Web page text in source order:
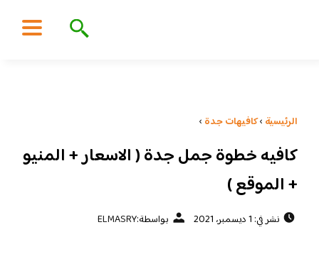
الرئيسية ›كافيهات جدة ›
كافيه خطوة جمل جدة ( الاسعار + المنيو
+ الموقع )
نشر في: 1 ديسمبر، 2021 بواسطة:ELMASRY